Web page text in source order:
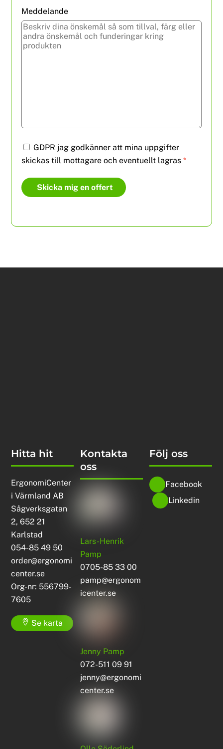
Meddelande
GDPR jag godkänner att mina uppgifter
skickas till mottagare och eventuellt lagras *
Skicka mig en offert
Hitta hit
ErgonomiCenter
i Värmland AB
Sågverksgatan
2, 652 21
Karlstad
054-85 49 50
order@ergonomi
center.se
Org-nr: 556799-
7605
Se karta
Kontakta
oss
Lars-Henrik
Pamp
0705-85 33 00
pamp@ergonom
icenter.se
Jenny Pamp
072-511 09 91
jenny@ergonomi
center.se
Följ oss
Facebook
Linkedin